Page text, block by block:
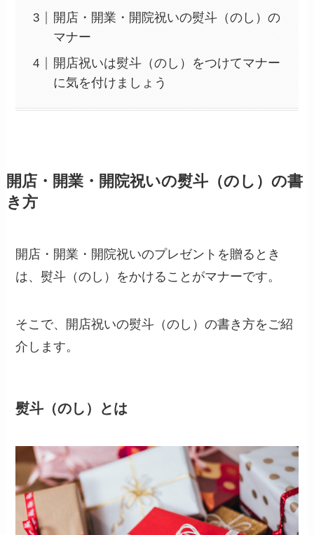
開店・開業・開院祝いの熨斗（のし）の
マナー
開店祝いは熨斗（のし）をつけてマナー
に気を付けましょう
開店・開業・開院祝いの熨斗（のし）の書
き方
開店・開業・開院祝いのプレゼントを贈るとき
は、熨斗（のし）をかけることがマナーです。
そこで、開店祝いの熨斗（のし）の書き方をご紹
介します。
熨斗（のし）とは